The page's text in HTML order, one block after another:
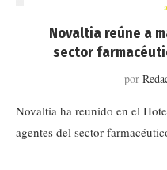
Novaltia reúne a
sector
por
Novaltia ha reunido en el
agentes del sector